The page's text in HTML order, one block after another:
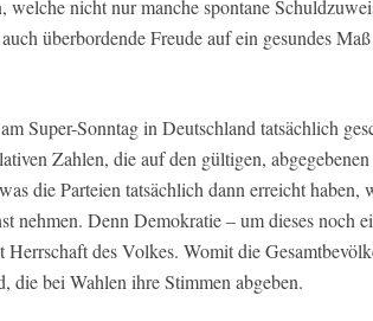
welche nicht nur manche spontane
überbordende Freude auf ein gesundes
Super-Sonntag in Deutschland tatsächlich
Zahlen, die auf den gültigen,
die Parteien tatsächlich dann erreicht haben,
nehmen. Denn Demokratie – um dieses noch
des Volkes. Womit die
die bei Wahlen ihre Stimmen abgeben.